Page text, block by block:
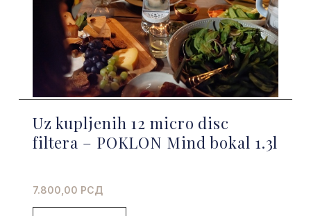
Uz kupljenih 12 micro disc
filtera – POKLON Mind bokal 1.3l
7.800,00 РСД